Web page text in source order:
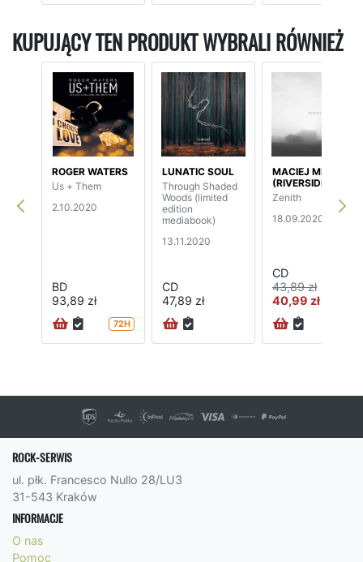
KUPUJĄCY TEN PRODUKT WYBRALI RÓWNIEŻ
ROGER WATERS
Us + Them
2.10.2020
BD
93,89 zł
72H
LUNATIC SOUL
Through Shaded
Woods (limited
edition
mediabook)
13.11.2020
CD
47,89 zł
MACIEJ MELLER
(RIVERSIDE)
Zenith
18.09.2020
CD
43,89 zł
40,99 zł
ROCK-SERWIS
ul. płk. Francesco Nullo 28/LU3
31-543 Kraków
INFORMACJE
O nas
Pomoc